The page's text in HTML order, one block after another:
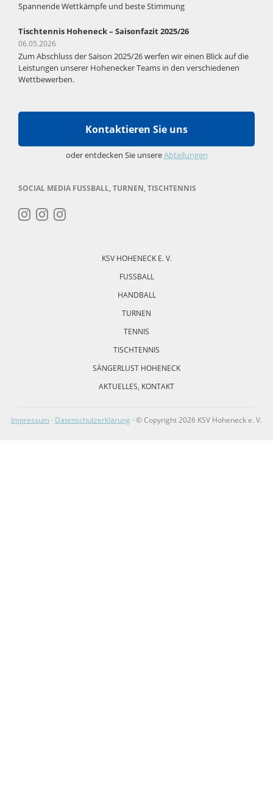
Spannende Wettkämpfe und beste Stimmung
Tischtennis Hoheneck – Saisonfazit 2025/26
06.05.2026
Zum Abschluss der Saison 2025/26 werfen wir einen Blick auf die
Leistungen unserer Hohenecker Teams in den verschiedenen
Wettbewerben.
Kontaktieren Sie uns
oder entdecken Sie unsereAbteilungen
SOCIAL MEDIA FUSSBALL, TURNEN, TISCHTENNIS
KSV HOHENECK E. V.
FUSSBALL
HANDBALL
TURNEN
TENNIS
TISCHTENNIS
SÄNGERLUST HOHENECK
AKTUELLES, KONTAKT
Impressum · Datenschutzerklärung · © Copyright 2026 KSV Hoheneck e. V.